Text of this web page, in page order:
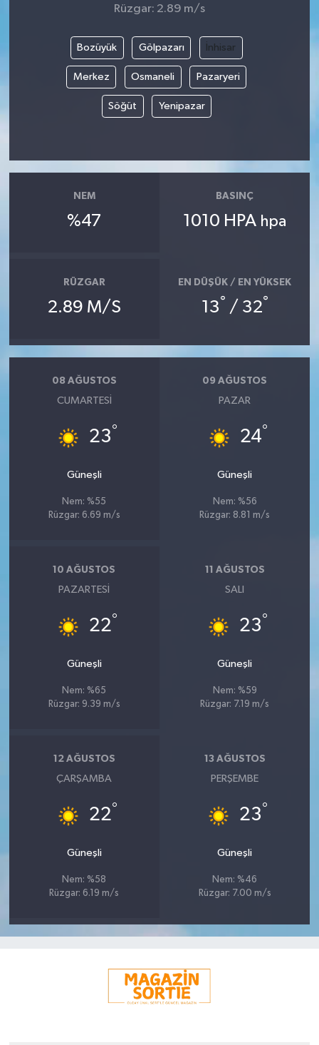
Rüzgar: 2.89 m/s
Bozüyük Gölpazarı İnhisar
Merkez Osmaneli Pazaryeri
Söğüt Yenipazar
NEM
%47
BASINÇ
1010 HPA hpa
RÜZGAR
2.89 M/S
EN DÜŞÜK / EN YÜKSEK
13° / 32°
08 AĞUSTOS
CUMARTESI
23°
Güneşli
Nem: %55
Rüzgar: 6.69 m/s
09 AĞUSTOS
PAZAR
24°
Güneşli
Nem: %56
Rüzgar: 8.81 m/s
10 AĞUSTOS
PAZARTESI
22°
Güneşli
Nem: %65
Rüzgar: 9.39 m/s
11 AĞUSTOS
SALI
23°
Güneşli
Nem: %59
Rüzgar: 7.19 m/s
12 AĞUSTOS
ÇARŞAMBA
22°
Güneşli
Nem: %58
Rüzgar: 6.19 m/s
13 AĞUSTOS
PERŞEMBE
23°
Güneşli
Nem: %46
Rüzgar: 7.00 m/s